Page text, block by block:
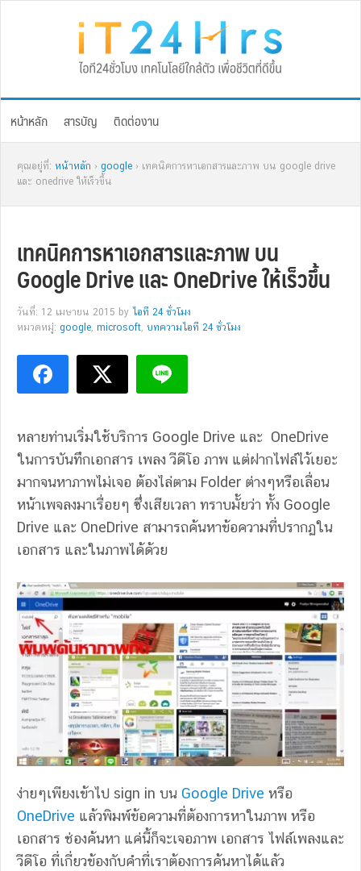
หน้าหลัก สารบัญ ติดต่องาน
คุณอยู่ที่: หน้าหลัก › google › เทคนิคการหาเอกสารและภาพ บน google drive
และ onedrive ให้เร็วขึ้น
เทคนิคการหาเอกสารและภาพ บน
Google Drive และ OneDrive ให้เร็วขึ้น
วันที่: 12 เมษายน 2015 by ไอที 24 ชั่วโมง
หมวดหมู่: google, microsoft, บทความไอที 24 ชั่วโมง
หลายท่านเริ่มใช้บริการ Google Drive และ OneDrive
ในการบันทึกเอกสาร เพลง วีดีโอ ภาพ แต่ฝากไฟล์ไว้เยอะ
มากจนหาภาพไม่เจอ ต้องไล่ตาม Folder ต่างๆหรือเลื่อน
หน้าเพจลงมาเรื่อยๆ ซึ่งเสียเวลา ทราบมั้ยว่า ทั้ง Google
Drive และ OneDrive สามารถค้นหาข้อความที่ปรากฏใน
เอกสาร และในภาพได้ด้วย
ง่ายๆเพียงเข้าไป sign in บน Google Drive หรือ
OneDrive แล้วพิมพ์ข้อความที่ต้องการหาในภาพ หรือ
เอกสาร ช่องค้นหา แค่นี้ก็จะเจอภาพ เอกสาร ไฟล์เพลงและ
วีดีโอ ที่เกี่ยวข้องกับคำที่เราต้องการค้นหาได้แล้ว